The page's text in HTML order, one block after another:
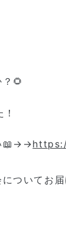
🌻
📖→→
ついてお届